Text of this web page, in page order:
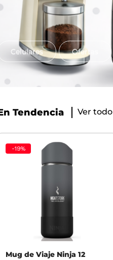
Celulares Ofertas
Tendencia Ver todo
-19%
Mug de Viaje Ninja 12